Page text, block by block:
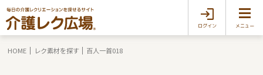
ログイン メニュー
HOME レク素材を探す 百人一首018